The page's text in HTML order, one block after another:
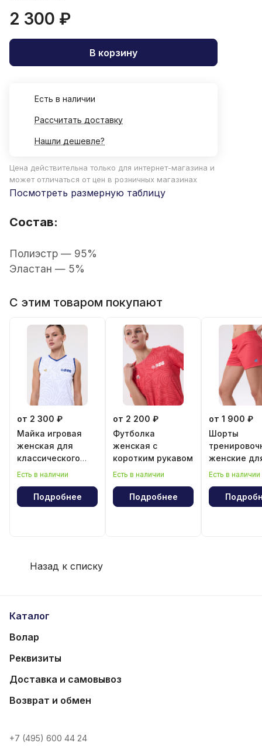
2 300 ₽
В корзину
Есть в наличии
Рассчитать доставку
Нашли дешевле?
Цена действительна только для интернет-магазина и
может отличаться от цен в розничных магазинах
Посмотреть размерную таблицу
Состав:
Полиэстр — 95%
Эластан — 5%
С этим товаром покупают
от 2 300 ₽
Майка игровая
женская для
классического
волейбола
Есть в наличии
Подробнее
от 2 200 ₽
Футболка
женская с
коротким рукавом
Есть в наличии
Подробнее
от 1 900 ₽
Шорты
женские
Есть в наличии
Назад к списку
Каталог
Волар
Реквизиты
Доставка и самовывоз
Возврат и обмен
+7 (495) 600 44 24